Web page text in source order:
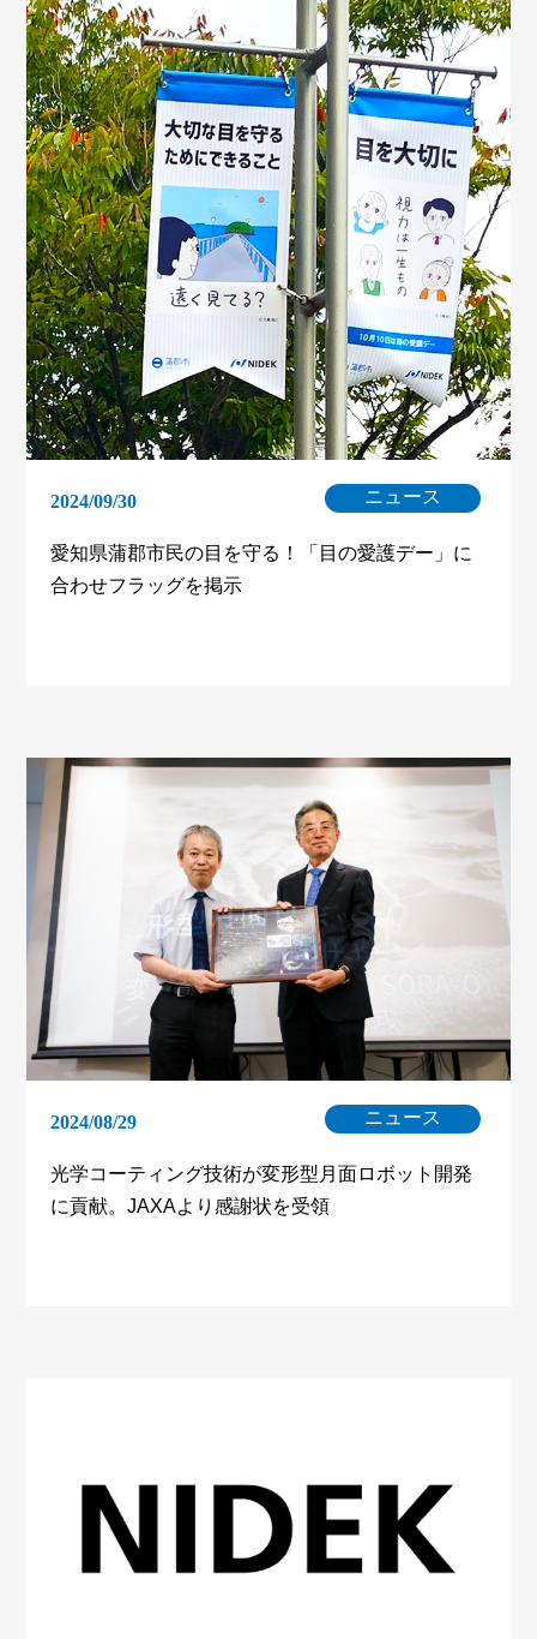
2024/09/30 ニュース
愛知県蒲郡市民の目を守る！「目の愛護デー」に
合わせフラッグを掲示
2024/08/29 ニュース
光学コーティング技術が変形型月面ロボット開発
に貢献。JAXAより感謝状を受領